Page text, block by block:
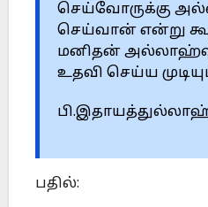
செய்வோருக்கு
செய்வான் என்று
மனிதன்
உதவி செய்ய
பதில்: